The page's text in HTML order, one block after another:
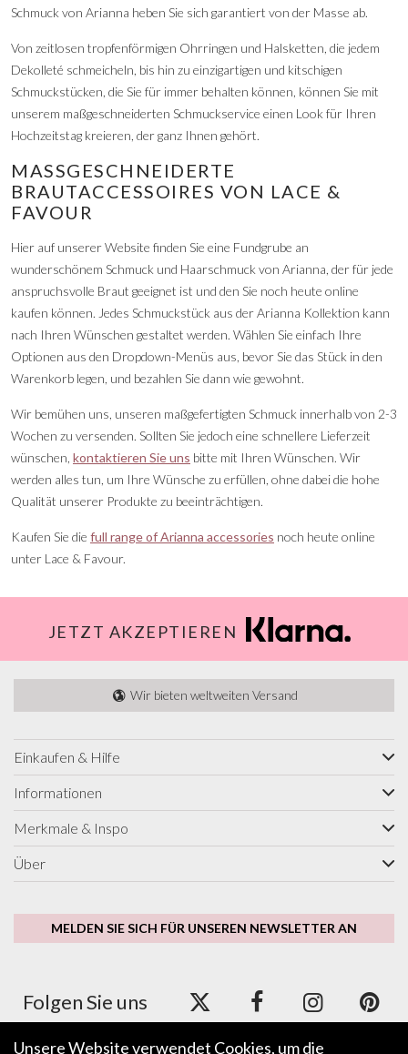
Schmuck von Arianna heben Sie sich garantiert von der Masse ab.
Von zeitlosen tropfenförmigen Ohrringen und Halsketten, die jedem
Dekolleté schmeicheln, bis hin zu einzigartigen und kitschigen
Schmuckstücken, die Sie für immer behalten können, können Sie mit
unserem maßgeschneiderten Schmuckservice einen Look für Ihren
Hochzeitstag kreieren, der ganz Ihnen gehört.
MASSGESCHNEIDERTE B
RAUTACCESSOIRES VON LACE & F
AVOUR
Hier auf unserer Website finden Sie eine Fundgrube an
wunderschönem Schmuck und Haarschmuck von Arianna, der für jede
anspruchsvolle Braut geeignet ist und den Sie noch heute online
kaufen können. Jedes Schmuckstück aus der Arianna Kollektion kann
nach Ihren Wünschen gestaltet werden. Wählen Sie einfach Ihre
Optionen aus den Dropdown-Menüs aus, bevor Sie das Stück in den
Warenkorb legen, und bezahlen Sie dann wie gewohnt.
Wir bemühen uns, unseren maßgefertigten Schmuck innerhalb von 2-3
Wochen zu versenden. Sollten Sie jedoch eine schnellere Lieferzeit
wünschen, kontaktieren Sie uns bitte mit Ihren Wünschen. Wir
werden alles tun, um Ihre Wünsche zu erfüllen, ohne dabei die hohe
Qualität unserer Produkte zu beeinträchtigen.
Kaufen Sie die full range of Arianna accessories noch heute online
unter Lace & Favour.
JETZT AKZEPTIEREN
Wir bieten weltweiten Versand
Einkaufen & Hilfe
Informationen
Merkmale & Inspo
Über
MELDEN SIE SICH FÜR UNSEREN NEWSLETTER AN
Folgen Sie uns
Unsere Website verwendet Cookies, um die